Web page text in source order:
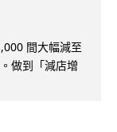
間大幅減至
做到「減店增